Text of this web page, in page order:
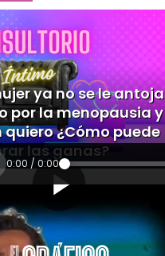
ya no se le antoja
por la menopausia y
quiero ¿Cómo puede
las ganas?
0:00 / 0:00
[Publicidad]